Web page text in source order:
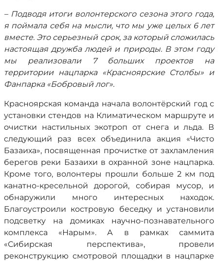
– Подводя итоги волонтерского сезона этого года,
я поймала себя на мысли, что мы уже целых 6 лет
вместе. Это серьезный срок, за который сложилась
настоящая дружба людей и природы. В этом году
мы реализовали 7 больших проектов на
территории нацпарка «Красноярские Столбы» и
Фанпарка «Бобровый лог».
Красноярская команда начала волонтёрский год с
установки стендов на Климатическом маршруте и
очистки настильных экотроп от снега и льда. В
следующий раз всех объединила акция «Чисто
Базаиха», посвященная прочистке от захламления
берегов реки Базаихи в охранной зоне нацпарка.
Кроме того, волонтеры прошли больше 2 км под
канатно-кресельной дорогой, собирая мусор, и
обнаружили много интересных находок.
Благоустроили костровую беседку и установили
подсветку на домиках научно-познавательного
комплекса «Нарым». А в рамках саммита
«Сибирская перспектива», провели
реконструкцию смотровой площадки в нацпарке